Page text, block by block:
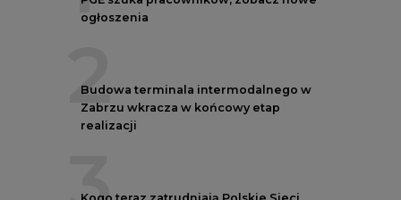
ogłoszenia
2
Budowa terminala intermodalnego w
Zabrzu wkracza w końcowy etap
realizacji
Kogo teraz zatrudniają Polskie Sieci